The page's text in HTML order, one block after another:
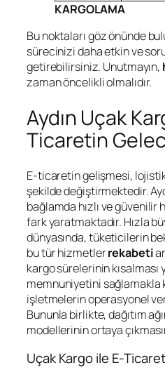
KARGOLAMA
Bu noktaları göz önünde
sürecinizi daha etkin ve
getirebilirsiniz. Unutmayın,
zaman öncelikli olmalıdır.
Aydın Uçak
Ticaretin
E-ticaretin gelişmesi,
şekilde değiştirmektedir.
bağlamda hızlı ve
fark yaratmaktadır. Hızla
dünyasında, tüketicilerin
bu tür hizmetlerrekabeti
kargo sürelerinin kısalması
memnuniyetini sağlamakla
işletmelerin operasyonel
Bununla birlikte, dağıtım
modellerinin ortaya
Uçak Kargo ile E-